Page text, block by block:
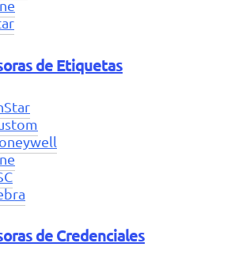
de Etiquetas
de Credenciales